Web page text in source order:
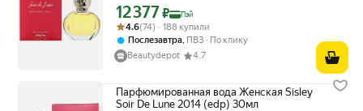
Цена с картой Яндекс Пэй 12377 ₽ вместо
12 377₽ Пэй
Рейтинг товара: 4.6 из 5
Оценок: (74) · 188 купили
4.6(74) · 188 купили
Послезавтра, ПВЗ
По клику
Beautydepot
4.7
Парфюмированная вода Женская Sisley
Soir De Lune 2014 (edp) 30мл